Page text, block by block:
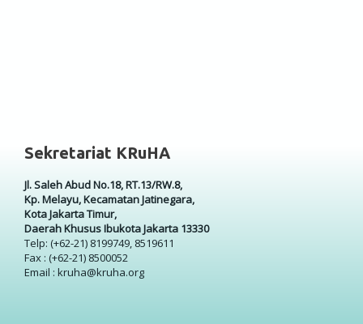
Sekretariat KRuHA
Jl. Saleh Abud No.18, RT.13/RW.8,
Kp. Melayu, Kecamatan Jatinegara,
Kota Jakarta Timur,
Daerah Khusus Ibukota Jakarta 13330
Telp: (+62-21) 8199749, 8519611
Fax : (+62-21) 8500052
Email : kruha@kruha.org